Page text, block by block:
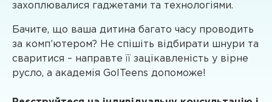
захоплювалися гаджетами та технологіями.
Бачите, що ваша дитина багато часу проводить
за комп’ютером? Не спішіть відбирати шнури та
сваритися – направте її зацікавленість у вірне
русло, а академія GoITeens допоможе!